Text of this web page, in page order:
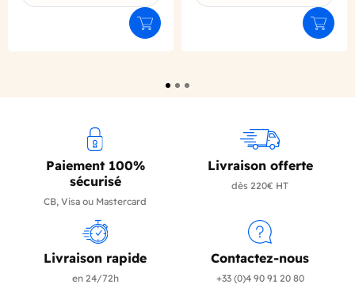
Ajouter au panier
Paiement 100%
sécurisé
CB, Visa ou Mastercard
Livraison offerte
dès 220€ HT
Livraison rapide
en 24/72h
Contactez-nous
+33 (0)4 90 91 20 80